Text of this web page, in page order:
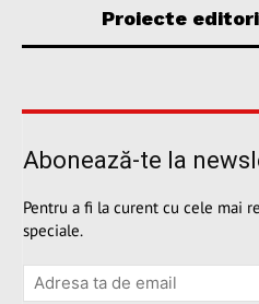
Proiecte
Abonează-te la
Pentru a fi la curent cu cele mai
speciale.